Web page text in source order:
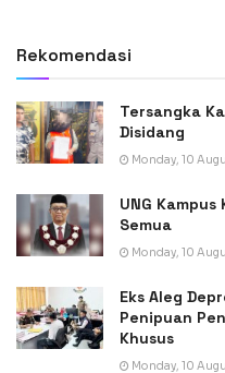
Rekomendasi
Tersangka
Disidang
Monday, 10
UNG
Semua
Monday, 10
Eks Aleg
Penipuan
Khusus
Monday, 10